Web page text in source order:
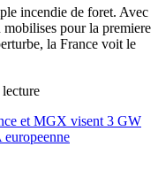
incendie de foret. Avec
mobilises pour la premiere
la France voit le